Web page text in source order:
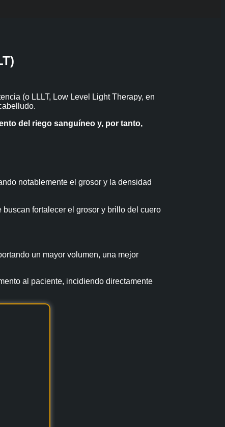
(o LLLT, Low Level Light Therapy, en
del riego sanguíneo y, por tanto,
notablemente el grosor y la densidad
fortalecer el grosor y brillo del cuero
un mayor volumen, una mejor
al paciente, incidiendo directamente